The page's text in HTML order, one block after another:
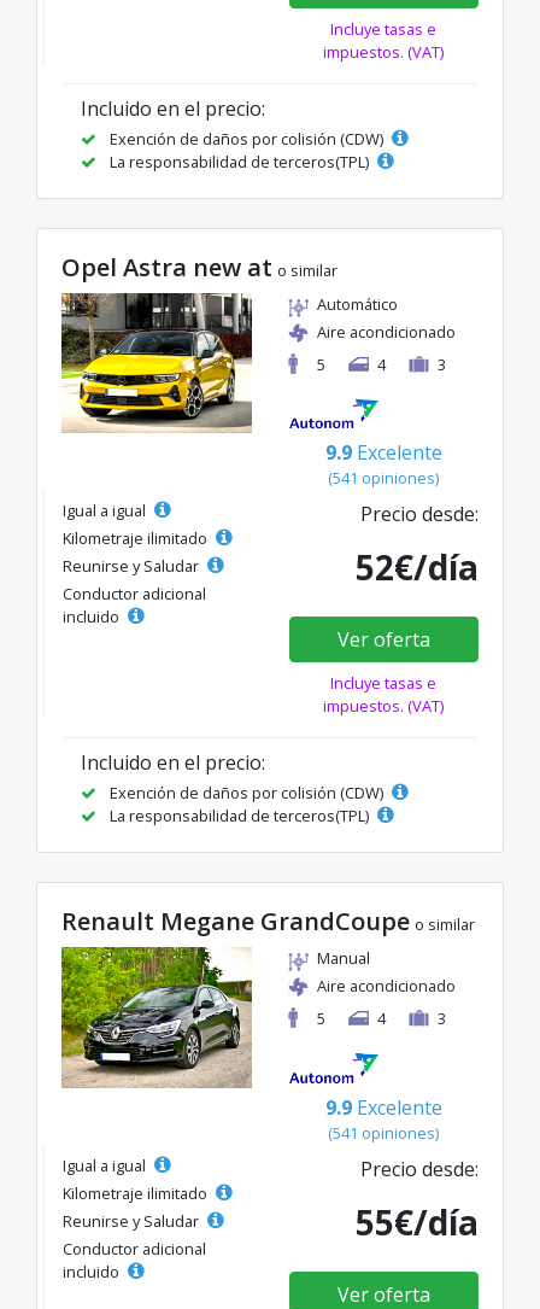
Incluye tasas e
impuestos. (VAT)
Incluido en el precio:
Exención de daños por colisión (CDW)
La responsabilidad de terceros(TPL)
Opel Astra new at o similar
Automático
Aire acondicionado
5
4 3
9.9 Excelente
(541 opiniones)
Igual a igual
Kilometraje ilimitado
Reunirse y Saludar
Conductor adicional
incluido
Precio desde:
52€/día
Ver oferta
Incluye tasas e
impuestos. (VAT)
Incluido en el precio:
Exención de daños por colisión (CDW)
La responsabilidad de terceros(TPL)
Renault Megane GrandCoupe o similar
Manual
Aire acondicionado
5
4 3
9.9 Excelente
(541 opiniones)
Igual a igual
Kilometraje ilimitado
Reunirse y Saludar
Conductor adicional
incluido
Precio desde:
55€/día
Ver oferta